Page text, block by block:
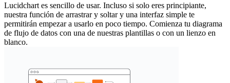
Lucidchart es sencillo de usar. Incluso si solo eres principiante,
nuestra función de arrastrar y soltar y una interfaz simple te
permitirán empezar a usarlo en poco tiempo. Comienza tu diagrama
de flujo de datos con una de nuestras plantillas o con un lienzo en
blanco.